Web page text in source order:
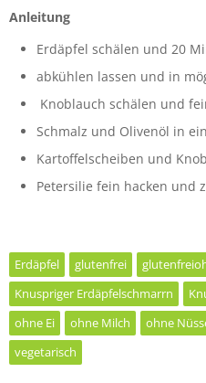
Anleitung
Erdäpfel schälen und 20
abkühlen lassen und in
Knoblauch schälen und
Schmalz und Olivenöl in
Kartoffelscheiben und
Petersilie fein hacken und
Erdäpfel glutenfrei
Knuspriger Erdäpfelschmarrn
ohne Ei
ohne Milch ohne
vegetarisch